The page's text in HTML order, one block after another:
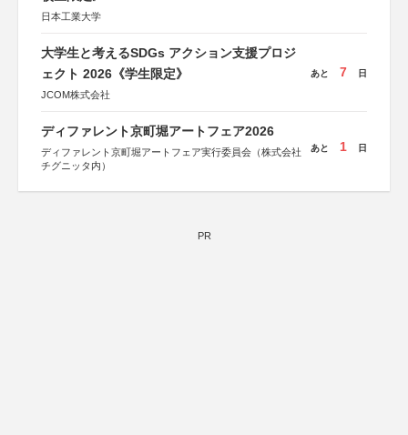
日本工業大学
大学生と考えるSDGs アクション支援プロジ
ェクト 2026《学生限定》
JCOM株式会社
あと 7 日
ディファレント京町堀アートフェア2026
ディファレント京町堀アートフェア実行委員会（株式会社
チグニッタ内）
あと 1 日
PR